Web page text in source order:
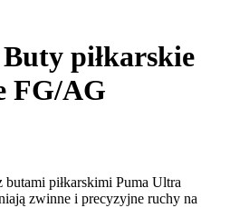
Buty piłkarskie
FG/AG
piłkarskimi Puma Ultra
zwinne i precyzyjne ruchy na